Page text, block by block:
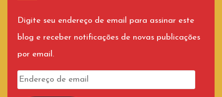
Digite seu endereço de email para assinar este
blog e receber notificações de novas publicações
por email.
Endereço